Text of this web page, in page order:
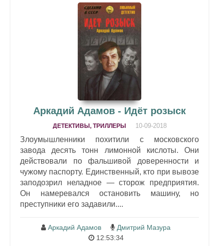
Аркадий Адамов - Идёт розыск
ДЕТЕКТИВЫ, ТРИЛЛЕРЫ 10-09-2018
Злоумышленники похитили с московского
завода десять тонн лимонной кислоты. Они
действовали по фальшивой доверенности и
чужому паспорту. Единственный, кто при вывозе
заподозрил неладное — сторож предприятия.
Он намеревался остановить машину, но
преступники его задавили....
Аркадий Адамов
Дмитрий Мазура
12:53:34